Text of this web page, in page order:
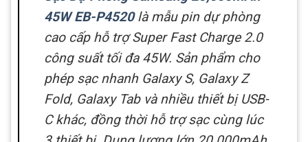
45W EB-P4520là mẫu pin dự phòng
cao cấp hỗ trợ Super Fast Charge 2.0
công suất tối đa 45W. Sản phẩm cho
phép sạc nhanh Galaxy S, Galaxy Z
Fold, Galaxy Tab và nhiều thiết bị USB-
C khác, đồng thời hỗ trợ sạc cùng lúc